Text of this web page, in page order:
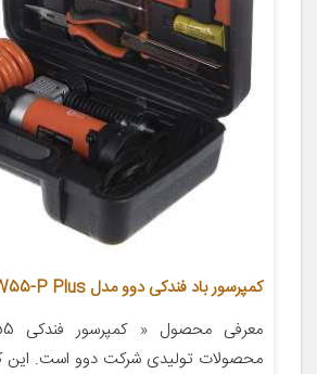
کمپرسور باد فندکی دوو مدل DW55-P Plus
محصولات تولیدی شرکت دوو است. این